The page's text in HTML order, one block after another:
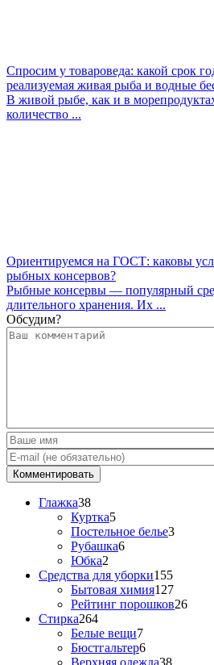
Спросим у товароведа: какой срок
реализуемая живая рыба и водные
В живой рыбе, как и в
количество ...
Ориентируемся на ГОСТ: каковы
рыбных консервов?
Рыбные консервы — популярный
длительного хранения. Их ...
Обсудим?
Глажка38
Куртка5
Постельное белье3
Рубашка6
Юбка2
Средства для уборки155
Бытовая химия127
Рейтинг порошков26
Стирка264
Белые вещи7
Бюстгальтер6
Верхняя одежда38